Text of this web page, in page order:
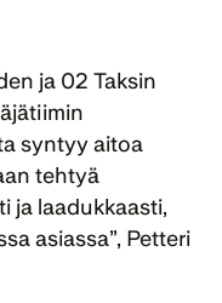
ja 02 Taksin
syntyy aitoa
tehtyä
ja laadukkaasti,
asiassa”, Petteri